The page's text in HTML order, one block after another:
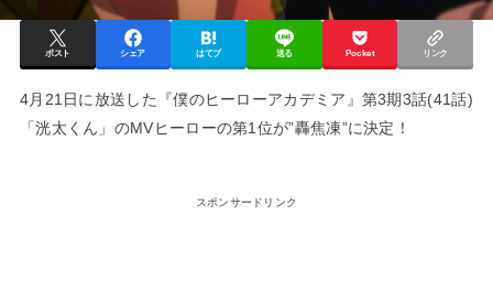
ポスト シェア はてブ 送る Pocket リンク
4月21日に放送した『僕のヒーローアカデミア』第3期3話(41話)
「洸太くん」のMVヒーローの第1位が”轟焦凍”に決定！
スポンサードリンク